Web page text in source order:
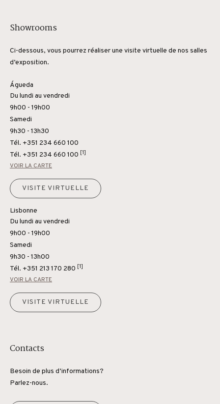
Showrooms
Ci-dessous, vous pourrez réaliser une visite virtuelle de nos salles
d’exposition.
Águeda
Du lundi au vendredi
9h00 - 19h00
Samedi
9h30 - 13h30
Tél. +351 234 660 100
Tél. +351 234 660 100 [1]
VOIR LA CARTE
VISITE VIRTUELLE
Lisbonne
Du lundi au vendredi
9h00 - 19h00
Samedi
9h30 - 13h00
Tél. +351 213 170 280 [1]
VOIR LA CARTE
VISITE VIRTUELLE
Contacts
Besoin de plus d’informations?
Parlez-nous.